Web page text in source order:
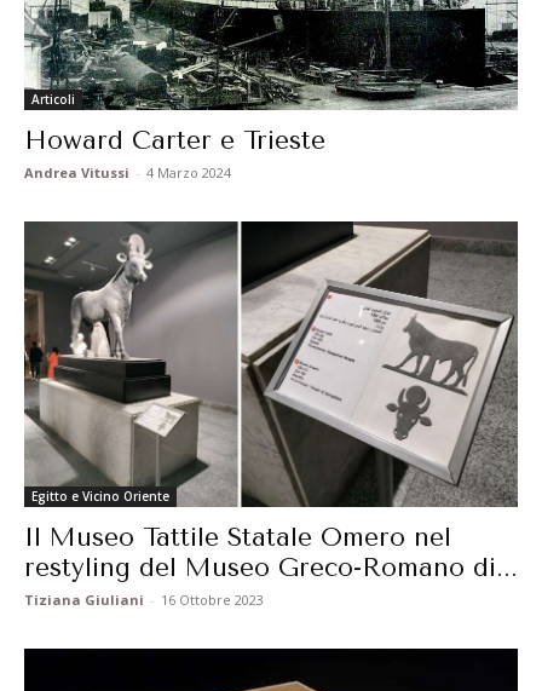
Articoli
Howard Carter e Trieste
Andrea Vitussi - 4 Marzo 2024
Egitto e Vicino Oriente
Il Museo Tattile Statale Omero nel
restyling del Museo Greco-Romano di...
Tiziana Giuliani - 16 Ottobre 2023